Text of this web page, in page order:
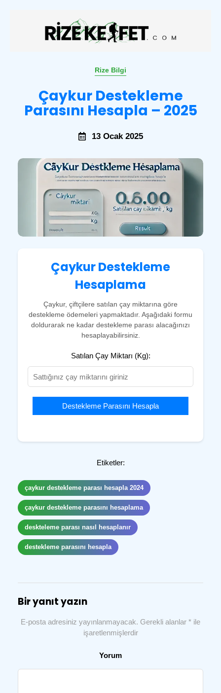
Rize Bilgi
Çaykur Destekleme
Parasını Hesapla – 2025
13 Ocak 2025
Çaykur Destekleme
Hesaplama
Çaykur, çiftçilere satılan çay miktarına göre
destekleme ödemeleri yapmaktadır. Aşağıdaki formu
doldurarak ne kadar destekleme parası alacağınızı
hesaplayabilirsiniz.
Satılan Çay Miktarı (Kg):
Destekleme Parasını Hesapla
Etiketler:
çaykur destekleme parası hesapla 2024
çaykur destekleme parasını hesaplama
deskteleme parası nasıl hesaplanır
destekleme parasını hesapla
Bir yanıt yazın
E-posta adresiniz yayınlanmayacak. Gerekli alanlar * ile
işaretlenmişlerdir
Yorum